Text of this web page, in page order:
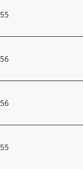
55
56
56
55